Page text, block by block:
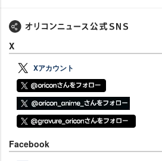
X
Xアカウント
Facebook